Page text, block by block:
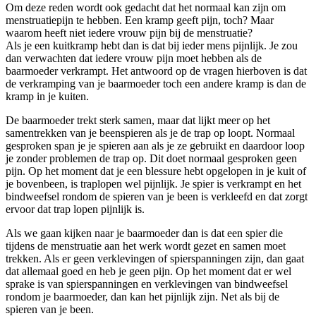
Om deze reden wordt ook gedacht dat het normaal kan zijn om
menstruatiepijn te hebben. Een kramp geeft pijn, toch? Maar
waarom heeft niet iedere vrouw pijn bij de menstruatie?
Als je een kuitkramp hebt dan is dat bij ieder mens pijnlijk. Je zou
dan verwachten dat iedere vrouw pijn moet hebben als de
baarmoeder verkrampt. Het antwoord op de vragen hierboven is dat
de verkramping van je baarmoeder toch een andere kramp is dan de
kramp in je kuiten.
De baarmoeder trekt sterk samen, maar dat lijkt meer op het
samentrekken van je beenspieren als je de trap op loopt. Normaal
gesproken span je je spieren aan als je ze gebruikt en daardoor loop
je zonder problemen de trap op. Dit doet normaal gesproken geen
pijn. Op het moment dat je een blessure hebt opgelopen in je kuit of
je bovenbeen, is traplopen wel pijnlijk. Je spier is verkrampt en het
bindweefsel rondom de spieren van je been is verkleefd en dat zorgt
ervoor dat trap lopen pijnlijk is.
Als we gaan kijken naar je baarmoeder dan is dat een spier die
tijdens de menstruatie aan het werk wordt gezet en samen moet
trekken. Als er geen verklevingen of spierspanningen zijn, dan gaat
dat allemaal goed en heb je geen pijn. Op het moment dat er wel
sprake is van spierspanningen en verklevingen van bindweefsel
rondom je baarmoeder, dan kan het pijnlijk zijn. Net als bij de
spieren van je been.